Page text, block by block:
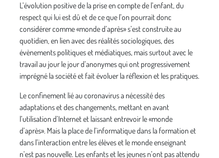
L’évolution positive de la prise en compte de l’enfant, du
respect qui lui est dû et de ce que l’on pourrait donc
considérer comme «monde d’après» s’est construite au
quotidien, en lien avec des réalités sociologiques, des
évènements politiques et médiatiques, mais surtout avec le
travail au jour le jour d’anonymes qui ont progressivement
imprégné la société et fait évoluer la réflexion et les pratiques.
Le confinement lié au coronavirus a nécessité des
adaptations et des changements, mettant en avant
l’utilisation d’Internet et laissant entrevoir le «monde
d’après». Mais la place de l’informatique dans la formation et
dans l’interaction entre les élèves et le monde enseignant
n’est pas nouvelle. Les enfants et les jeunes n’ont pas attendu